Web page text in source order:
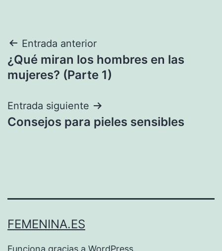
Navegación
de
Entrada anterior
¿Qué miran los hombres en las
mujeres? (Parte 1)
Entrada siguiente
Consejos para pieles sensibles
FEMENINA.ES